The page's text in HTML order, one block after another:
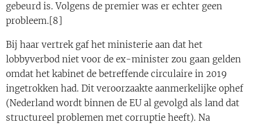
gebeurd is. Volgens de premier was er echter geen
probleem.[8]
Bij haar vertrek gaf het ministerie aan dat het
lobbyverbod niet voor de ex-minister zou gaan gelden
omdat het kabinet de betreffende circulaire in 2019
ingetrokken had. Dit veroorzaakte aanmerkelijke ophef
(Nederland wordt binnen de EU al gevolgd als land dat
structureel problemen met corruptie heeft). Na